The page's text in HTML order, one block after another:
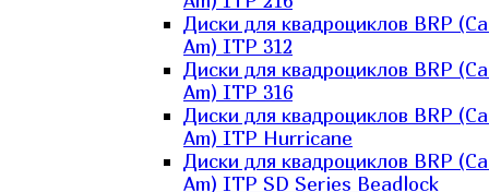
Диски для квадроциклов BRP
Am) ITP 312
Диски для квадроциклов BRP
Am) ITP 316
Диски для квадроциклов BRP
Am) ITP Hurricane
Диски для квадроциклов BRP
Am) ITP SD Series Beadlock